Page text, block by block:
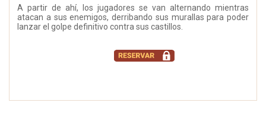
A partir de ahí, los jugadores se van alternando mientras
atacan a sus enemigos, derribando sus murallas para poder
lanzar el golpe definitivo contra sus castillos.